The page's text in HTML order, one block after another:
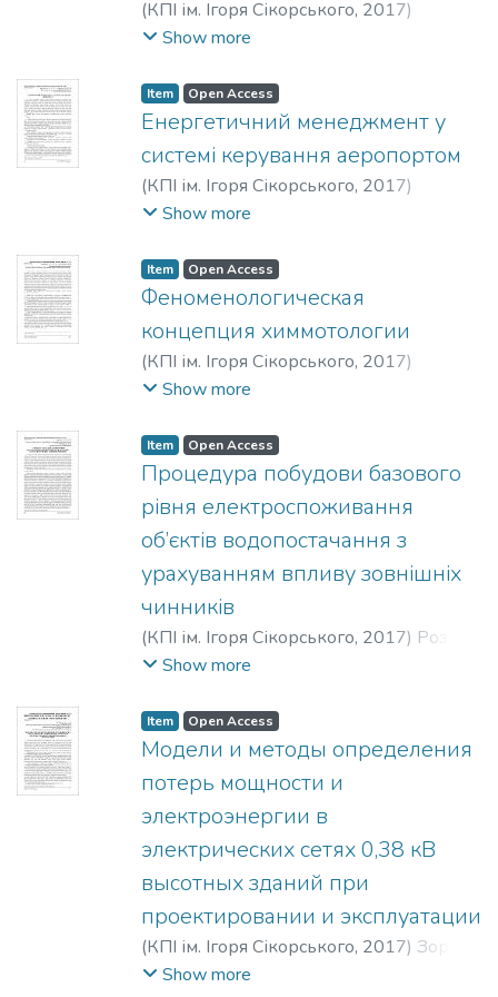
Зиновьевич
(КПІ ім. Ігоря Сікорського, 2017)
Бондаренко, Євгеній Аркадійович
Манжак, Надія Олександрівна
Bondarenko, Yevhenii Arkadiiovych;
Rubanenko, Oleksandr Yevheniiovych
Manzhak, Nadiia Oleksandrivna;
Бондаренко, Евгений Аркадьевич
Рубаненко, Александр Евгеньевич
Show more
Item Open Access
Енергетичний менеджмент у
системі керування аеропортом
(КПІ ім. Ігоря Сікорського, 2017)
Захарченко, Віктор Панасович
Zakharchenko, Viktor Panasovych
Nataliia Petrivna
Show more
Item Open Access
Феноменологическая
концепция химмотологии
(КПІ ім. Ігоря Сікорського, 2017)
Бойченко, Сергей Валерьевич
Boichenko, Serhii Valeriiovych
Show more
Item Open Access
Процедура побудови базового
рівня електроспоживання
об’єктів водопостачання з
урахуванням впливу зовнішніх
чинників
(КПІ ім. Ігоря Сікорського, 2017) Розен,
Віктор Петрович
Володимирівна;
Davydenko, Liudmyla Valeriivna;
Виктор Петрович ;Давыденко,
Людмила Валерьевна;
Нина Владимировна
Show more
Item Open Access
Модели и методы определения
потерь мощности и
электроэнергии в
электрических сетях 0,38 кВ
высотных зданий при
проектировании и эксплуатации
(КПІ ім. Ігоря Сікорського, 2017) Зорин,
Владлен Владимирович
Show more